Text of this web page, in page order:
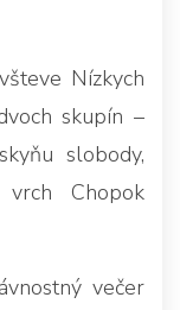
Nízkych
skupín –
slobody,
Chopok
večer